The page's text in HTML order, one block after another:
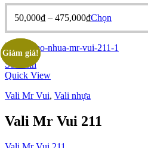
50,000₫ – 475,000₫Khoảng
50,000₫
Chọn
có
Giảm giá!
So Sánh
Quick View
Vali Mr Vui, Vali nhựa
Vali Mr Vui 211
Giảm giá!